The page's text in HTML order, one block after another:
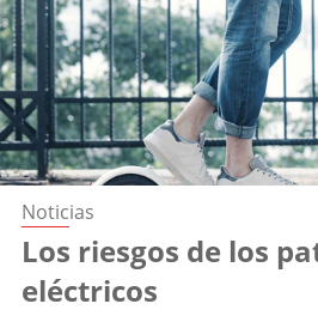
Noticias
Los riesgos de los
eléctricos